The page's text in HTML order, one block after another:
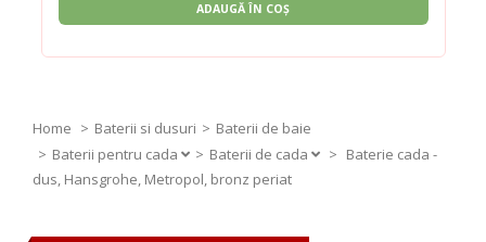
ADAUGĂ ÎN COȘ
Home Baterii si dusuri
Baterii de baie
Baterii pentru cada
Baterii de cada > Baterie cada -
dus, Hansgrohe, Metropol, bronz periat